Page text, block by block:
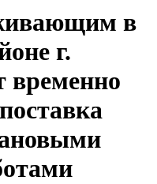
в
г.
временно